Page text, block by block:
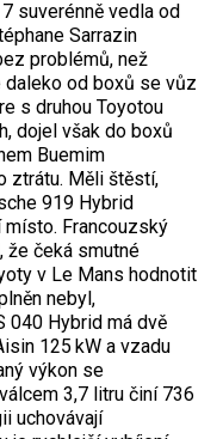
suverénně vedla od
Sarrazin
problémů, než
daleko od boxů se vůz
s druhou Toyotou
dojel však do boxů
Buemim
ztrátu. Měli štěstí,
919 Hybrid
Francouzský
že čeká smutné
v Le Mans hodnotit
nebyl,
040 Hybrid má dvě
125 kW a vzadu
výkon se
3,7 litru činí 736
uchovávají